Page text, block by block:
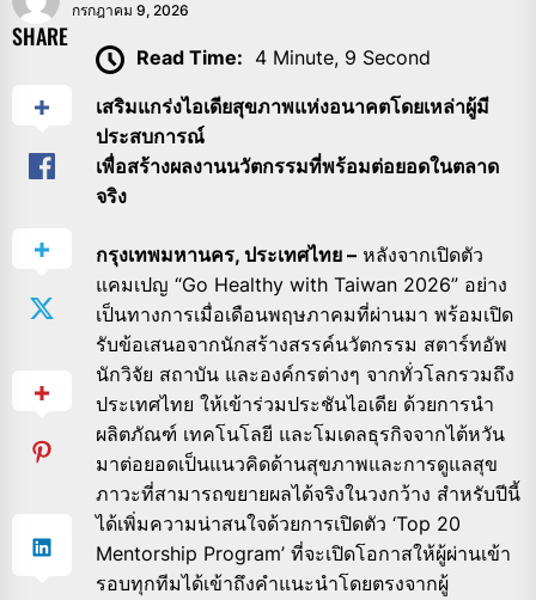
กรกฎาคม 9, 2026
SHARE
Read Time: 4 Minute, 9 Second
เสริมแกร่งไอเดียสุขภาพแห่งอนาคตโดยเหล่าผู้มี
ประสบการณ์
เพื่อสร้างผลงานนวัตกรรมที่พร้อมต่อยอดในตลาด
จริง
กรุงเทพมหานคร, ประเทศไทย – หลังจากเปิดตัว
แคมเปญ “Go Healthy with Taiwan 2026” อย่าง
เป็นทางการเมื่อเดือนพฤษภาคมที่ผ่านมา พร้อมเปิด
รับข้อเสนอจากนักสร้างสรรค์นวัตกรรม สตาร์ทอัพ
นักวิจัย สถาบัน และองค์กรต่างๆ จากทั่วโลกรวมถึง
ประเทศไทย ให้เข้าร่วมประชันไอเดีย ด้วยการนำ
ผลิตภัณฑ์ เทคโนโลยี และโมเดลธุรกิจจากไต้หวัน
มาต่อยอดเป็นแนวคิดด้านสุขภาพและการดูแลสุข
ภาวะที่สามารถขยายผลได้จริงในวงกว้าง สำหรับปีนี้
ได้เพิ่มความน่าสนใจด้วยการเปิดตัว ‘Top 20
Mentorship Program’ ที่จะเปิดโอกาสให้ผู้ผ่านเข้า
รอบทุกทีมได้เข้าถึงคำแนะนำโดยตรงจากผู้